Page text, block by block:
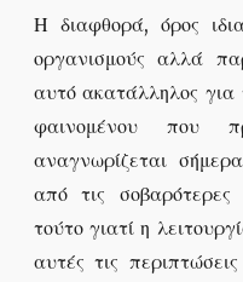
Η διαφθορά, όρος
οργανισμούς αλλά
αυτό ακατάλληλος για
φαινομένου που
αναγνωρίζεται
από τις σοβαρότερες
τούτο γιατί η
αυτές τις